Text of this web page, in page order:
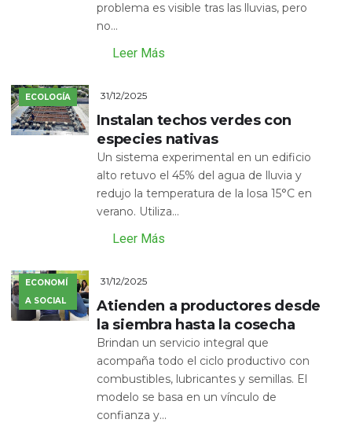
problema es visible tras las lluvias, pero
no...
Leer Más
ECOLOGÍA 31/12/2025
Instalan techos verdes con
especies nativas
Un sistema experimental en un edificio
alto retuvo el 45% del agua de lluvia y
redujo la temperatura de la losa 15°C en
verano. Utiliza...
Leer Más
ECONOMÍ
A SOCIAL
31/12/2025
Atienden a productores desde
la siembra hasta la cosecha
Brindan un servicio integral que
acompaña todo el ciclo productivo con
combustibles, lubricantes y semillas. El
modelo se basa en un vínculo de
confianza y...